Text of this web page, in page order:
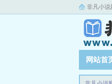
非凡小说
网站首